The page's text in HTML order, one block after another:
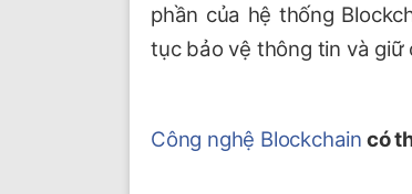
phần của hệ thống
tục bảo vệ thông tin và
Công nghệ Blockchain có